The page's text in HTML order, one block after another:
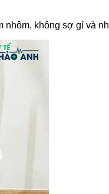
nhôm, không sợ gỉ và